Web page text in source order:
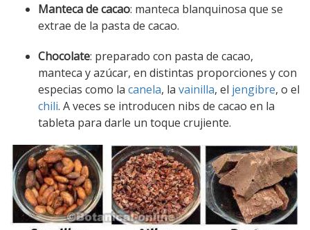
Manteca de cacao: manteca blanquinosa que se
extrae de la pasta de cacao.
Chocolate: preparado con pasta de cacao,
manteca y azúcar, en distintas proporciones y con
especias como la canela, la vainilla, el jengibre, o el
chili. A veces se introducen nibs de cacao en la
tableta para darle un toque crujiente.